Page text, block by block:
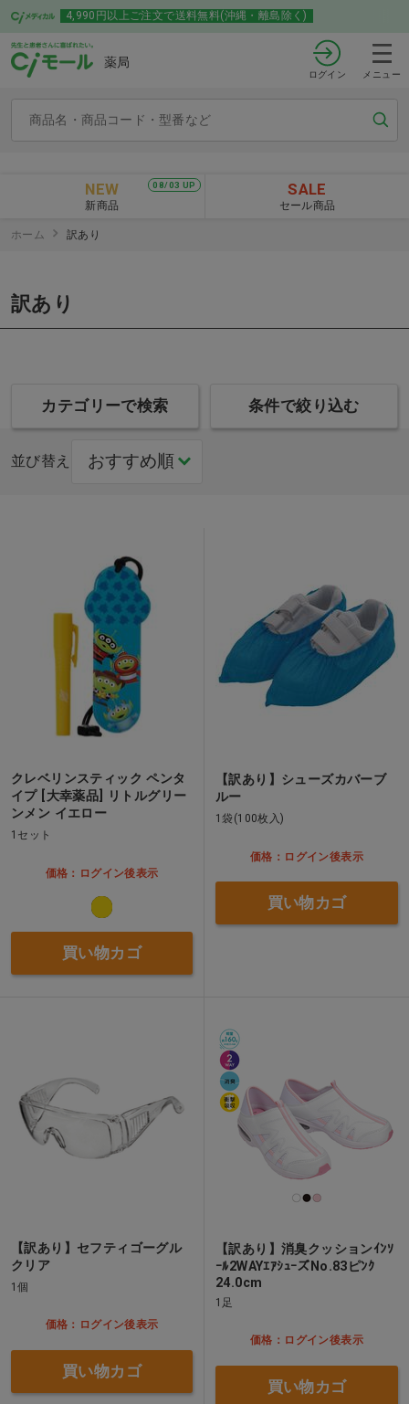
4,990円以上ご注文で送料無料(沖縄・離島除く)
薬局
ログイン メニュー
08/03 UP
NEW
新商品
SALE
セール商品
ホーム 訳あり
訳あり
カテゴリーで検索 条件で絞り込む
並び替え
クレベリンスティック ペンタ
イプ [大幸薬品] リトルグリー
ンメン イエロー
1セット
価格：ログイン後表示
買い物カゴ
【訳あり】シューズカバーブ
ルー
1袋(100枚入)
価格：ログイン後表示
買い物カゴ
【訳あり】セフティゴーグル
クリア
1個
価格：ログイン後表示
買い物カゴ
【訳あり】消臭クッションｲﾝｿ
ｰﾙ2WAYｴｱｼｭｰズNo.83ピﾝｸ
24.0cm
1足
価格：ログイン後表示
買い物カゴ